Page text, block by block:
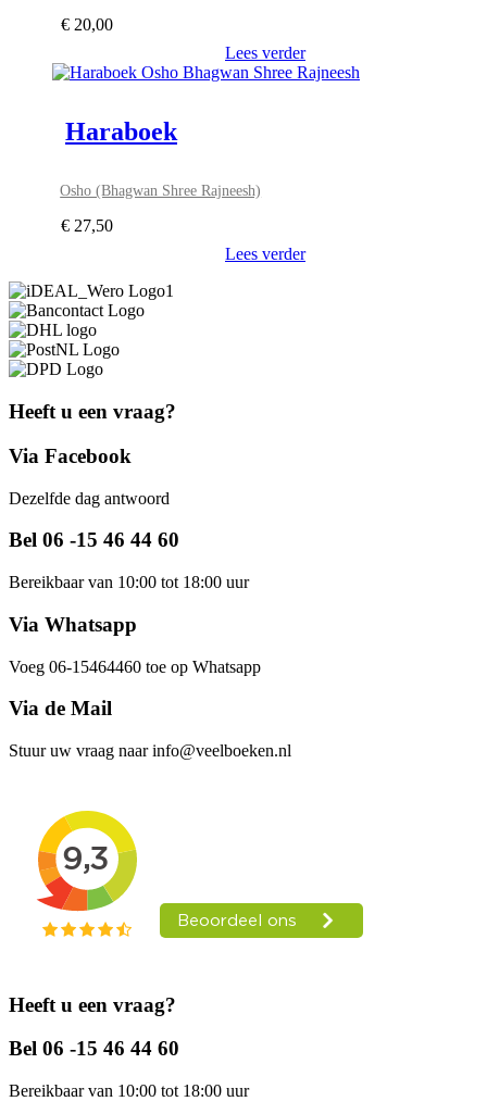
€ 20,00
Lees verder
Haraboek
Osho (Bhagwan Shree Rajneesh)
€ 27,50
Lees verder
Heeft u een vraag?
Via Facebook
Dezelfde dag antwoord
Bel 06 -15 46 44 60
Bereikbaar van 10:00 tot 18:00 uur
Via Whatsapp
Voeg 06-15464460 toe op Whatsapp
Via de Mail
Stuur uw vraag naar info@veelboeken.nl
Heeft u een vraag?
Bel 06 -15 46 44 60
Bereikbaar van 10:00 tot 18:00 uur